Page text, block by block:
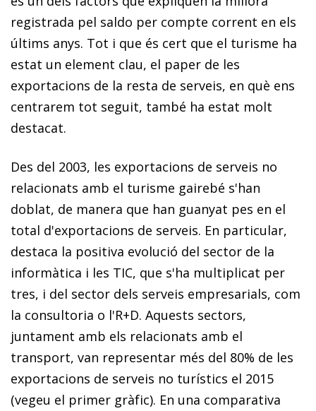
registrada pel saldo per compte corrent en els
últims anys. Tot i que és cert que el turisme ha
estat un element clau, el paper de les
exportacions de la resta de serveis, en què ens
centrarem tot se­­­guit, també ha estat molt
destacat.
Des del 2003, les exportacions de serveis no
relacionats amb el turisme gairebé s'han
doblat, de manera que han guanyat pes en el
total d'exportacions de serveis. En particular,
destaca la positiva evolució del sector de la
informàtica i les TIC, que s'ha multiplicat per
tres, i del sector dels serveis empresarials, com
la consultoria o l'R+D. Aquests sectors,
juntament amb els relacionats amb el
transport, van representar més del 80% de les
exportacions de serveis no turístics el 2015
(vegeu el primer gràfic). En una comparativa